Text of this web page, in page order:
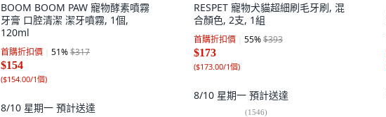
BOOM BOOM PAW 寵物酵素噴霧
牙膏 口腔清潔 潔牙噴霧, 1個,
120ml
首購折扣價 51%$317
$154
($154.00/1個)
8/10 星期一 預計送達
RESPET 寵物犬貓超細刷毛牙刷, 混
合顏色, 2支, 1組
首購折扣價 55%$393
$173
($173.00/1個)
8/10 星期一 預計送達
(1546)